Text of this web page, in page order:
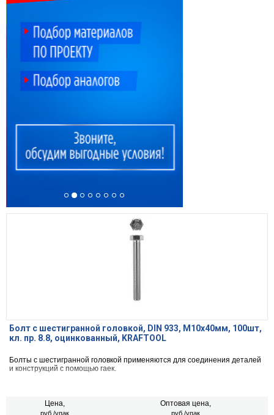
Болт с шестигранной головкой, DIN 933, M10x40мм, 100шт,
кл. пр. 8.8, оцинкованный, KRAFTOOL
Болты с шестигранной головкой применяются для соединения деталей
и конструкций с помощью гаек.
Цена,
руб./упак
Оптовая цена,
руб./упак